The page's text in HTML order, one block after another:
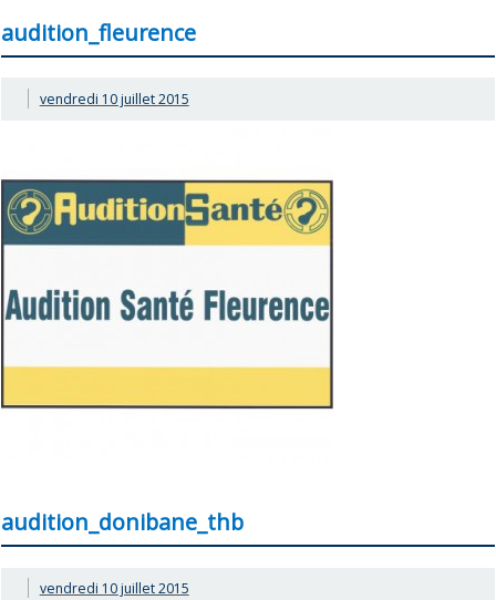
audition_fleurence
vendredi 10 juillet 2015
audition_donibane_thb
vendredi 10 juillet 2015